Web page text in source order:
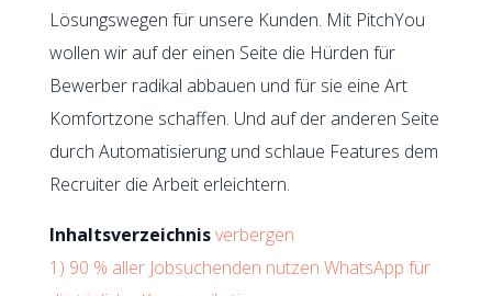
Lösungswegen für unsere Kunden. Mit PitchYou
wollen wir auf der einen Seite die Hürden für
Bewerber radikal abbauen und für sie eine Art
Komfortzone schaffen. Und auf der anderen Seite
durch Automatisierung und schlaue Features dem
Recruiter die Arbeit erleichtern.
Inhaltsverzeichnisverbergen
1) 90 % aller Jobsuchenden nutzen WhatsApp für